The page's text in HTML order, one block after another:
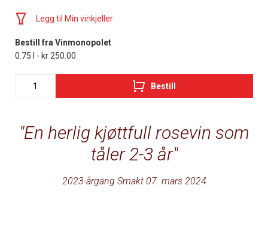
En herlig kjøttfull rosevin som
tåler 2-3 år
2023-årgang Smakt 07. mars 2024
Legg til Min vinkjeller
Bestill fra Vinmonopolet
0.75 l - kr 250.00
Bestill